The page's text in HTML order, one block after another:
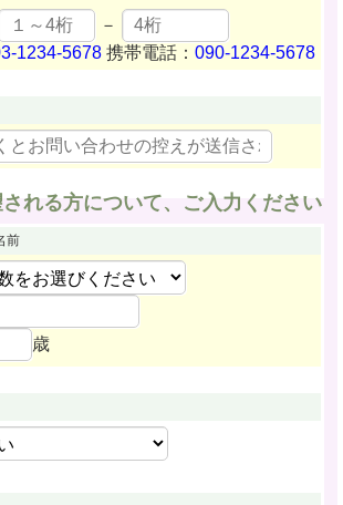
－
1234-5678 携帯電話：090-1234-5678
れる方について、ご入力ください
前
歳